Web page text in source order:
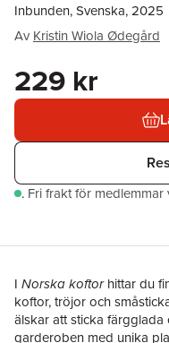
Inbunden, Svenska, 2025
Av Kristin Wiola Ødegård
229 kr
. Fri frakt för
I Norska koftorhittar du
koftor, tröjor och
älskar att sticka färgglada
garderoben med unika